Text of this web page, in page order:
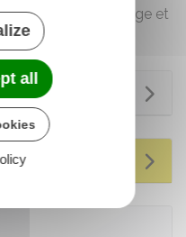
d'élèves - Collège et
all